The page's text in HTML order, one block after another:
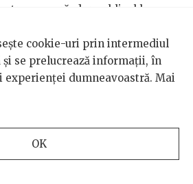
cenzură, dar publicul le
Iosif Sava, întruchiparea muzicii
’80, muzica clasică rămăsese
cuvântări și defilări, radioul
publicul cu un respiro
imunități la cenzură, Moscu
cookie-uri prin intermediul
și se prelucrează informații, în
experienței dumneavoastră. Mai
OK